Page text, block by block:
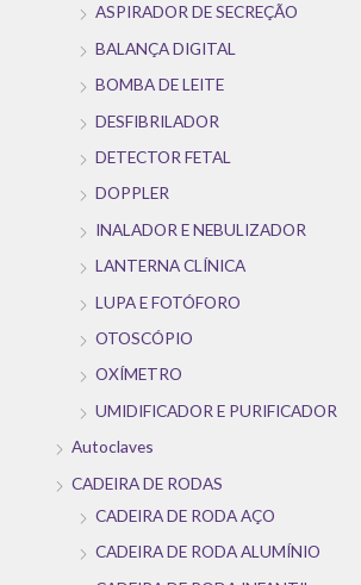
ASPIRADOR DE SECREÇÃO
BALANÇA DIGITAL
BOMBA DE LEITE
DESFIBRILADOR
DETECTOR FETAL
DOPPLER
INALADOR E NEBULIZADOR
LANTERNA CLÍNICA
LUPA E FOTÓFORO
OTOSCÓPIO
OXÍMETRO
UMIDIFICADOR E PURIFICADOR
Autoclaves
CADEIRA DE RODAS
CADEIRA DE RODA AÇO
CADEIRA DE RODA ALUMÍNIO